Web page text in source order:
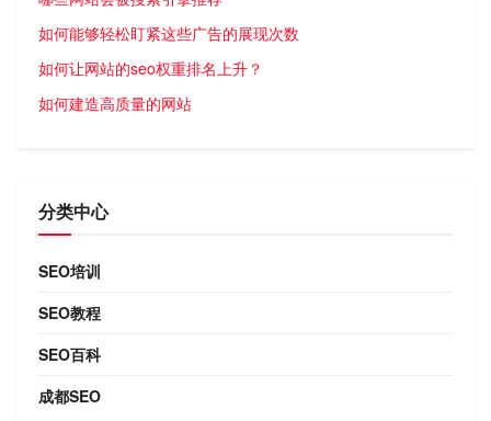
如何能够轻松盯紧这些广告的展现次数
如何让网站的seo权重排名上升？
如何建造高质量的网站
分类中心
SEO培训
SEO教程
SEO百科
成都SEO